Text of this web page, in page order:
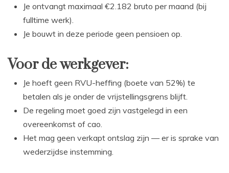
Je ontvangt maximaal €2.182 bruto per maand (bij
fulltime werk).
Je bouwt in deze periode geen pensioen op.
Voor de werkgever:
Je hoeft geen RVU-heffing (boete van 52%) te
betalen als je onder de vrijstellingsgrens blijft.
De regeling moet goed zijn vastgelegd in een
overeenkomst of cao.
Het mag geen verkapt ontslag zijn — er is sprake van
wederzijdse instemming.